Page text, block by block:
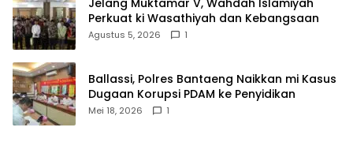
Perkuat ki Wasathiyah dan Kebangsaan
Agustus 5, 2026 1
Ballassi, Polres Bantaeng Naikkan mi Kasus
Dugaan Korupsi PDAM ke Penyidikan
Mei 18, 2026 1